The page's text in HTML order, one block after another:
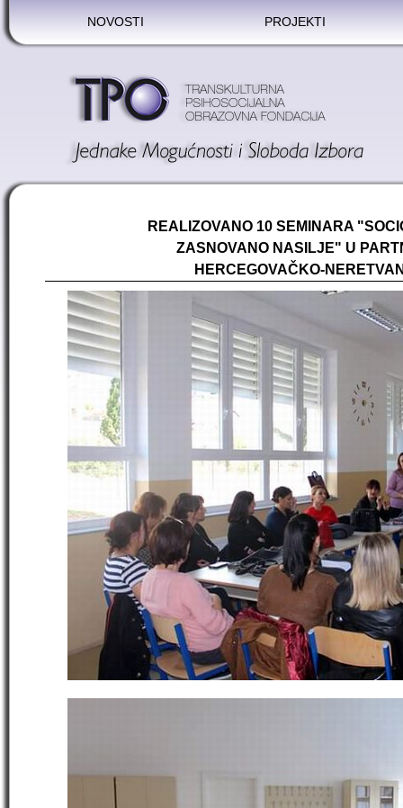
NOVOSTI PROJEKTI
REALIZOVANO 10 SEMINARA
ZASNOVANO NASILJE" U
HERCEGOVAČKO-